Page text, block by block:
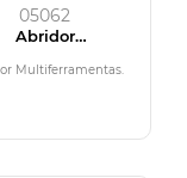
05062
Abridor
Multiferramentas.